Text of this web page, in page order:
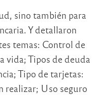
sino también para
Y detallaron
temas: Control de
vida; Tipos de deuda
Tipo de tarjetas:
realizar; Uso seguro